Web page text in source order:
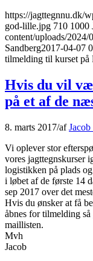
https://jagttegnnu.dk/
god-lille.jpg 710 1000
content/uploads/
Sandberg2017-04-07
tilmelding til kurset på
Hvis du vil
på et af de
8. marts 2017/afJacob
Vi oplever stor
vores jagttegnskurser
logistikken på plads
i løbet af de første 14
sep 2017 over det
Hvis du ønsker at få
åbnes for tilmelding så
maillisten.
Mvh
Jacob